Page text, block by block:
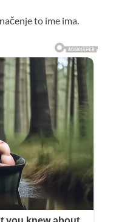
to ime ima.